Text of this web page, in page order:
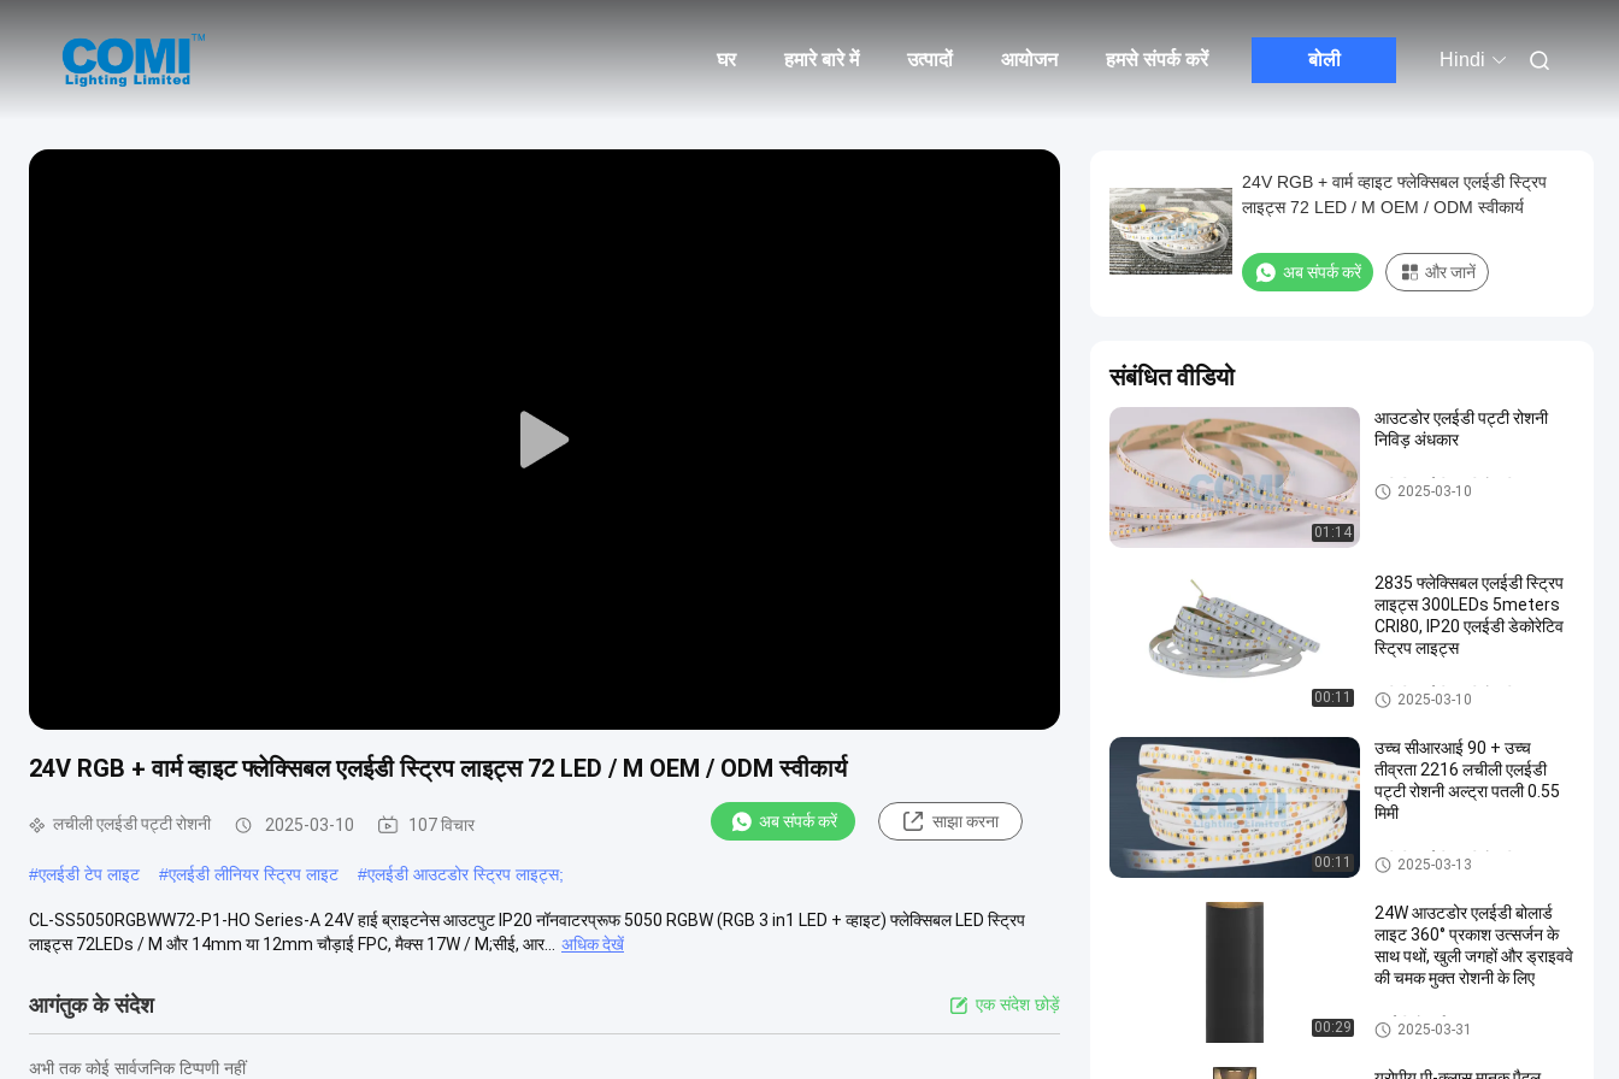
घर हमारे बारे में उत्पादों आयोजन हमसे संपर्क करें बोली Hindi
Play
24V RGB + वार्म व्हाइट फ्लेक्सिबल एलईडी स्ट्रिप लाइट्स 72 LED / M OEM / ODM स्वीकार्य
लचीली एलईडी पट्टी रोशनी 2025-03-10 107 विचार अब संपर्क करें साझा करना
#एलईडी टेप लाइट #एलईडी लीनियर स्ट्रिप लाइट #एलईडी आउटडोर स्ट्रिप लाइट्स;
CL-SS5050RGBWW72-P1-HO Series-A 24V हाई ब्राइटनेस आउटपुट IP20 नॉनवाटरप्रूफ 5050 RGBW (RGB 3 in1 LED + व्हाइट) फ्लेक्सिबल LED स्ट्रिप
लाइट्स 72LEDs / M और 14mm या 12mm चौड़ाई FPC, मैक्स 17W / M;सीई, आर...
अधिक देखें
आगंतुक के संदेश एक संदेश छोड़ें
अभी तक कोई सार्वजनिक टिप्पणी नहीं
24V RGB + वार्म व्हाइट फ्लेक्सिबल एलईडी स्ट्रिप
लाइट्स 72 LED / M OEM / ODM स्वीकार्य
अब संपर्क करें और जानें
संबंधित वीडियो
01:14
आउटडोर एलईडी पट्टी रोशनी
निविड़ अंधकार
लचीली एलईडी पट्टी रोशनी
2025-03-10
00:11
2835 फ्लेक्सिबल एलईडी स्ट्रिप
लाइट्स 300LEDs 5meters
CRI80, IP20 एलईडी डेकोरेटिव
स्ट्रिप लाइट्स
लचीली एलईडी पट्टी रोशनी
2025-03-10
00:11
उच्च सीआरआई 90 + उच्च
तीव्रता 2216 लचीली एलईडी
पट्टी रोशनी अल्ट्रा पतली 0.55
मिमी
लचीली एलईडी पट्टी रोशनी
2025-03-13
00:29
24W आउटडोर एलईडी बोलार्ड
लाइट 360° प्रकाश उत्सर्जन के
साथ पथों, खुली जगहों और ड्राइववे
की चमक मुक्त रोशनी के लिए
एलईडी बोलार्ड लाइट्स
2025-03-31